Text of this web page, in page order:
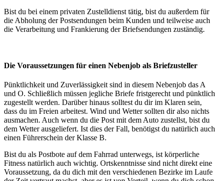
Bist du bei einem privaten Zustelldienst tätig, bist du außerdem für
die Abholung der Postsendungen beim Kunden und teilweise auch
die Verarbeitung und Frankierung der Briefsendungen zuständig.
Die Voraussetzungen für einen Nebenjob als Briefzusteller
Pünktlichkeit und Zuverlässigkeit sind in diesem Nebenjob das A
und O. Schließlich müssen jegliche Briefe fristgerecht und pünktlich
zugestellt werden. Darüber hinaus solltest du dir im Klaren sein,
dass du im Freien arbeitest. Wind und Wetter sollten dir also nichts
ausmachen. Auch wenn du die Post mit dem Auto zustellst, bist du
dem Wetter ausgeliefert. Ist dies der Fall, benötigst du natürlich auch
einen Führerschein der Klasse B.
Bist du als Postbote auf dem Fahrrad unterwegs, ist körperliche
Fitness natürlich auch wichtig. Ortskenntnisse sind nicht direkt eine
Voraussetzung, da du dich mit den verschiedenen Bezirke im Laufe